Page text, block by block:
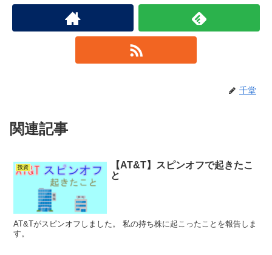
千堂
関連記事
投資
【AT&T】スピンオフで起きたこ
と
AT&Tがスピンオフしました。 私の持ち株に起こったことを報告しま
す。